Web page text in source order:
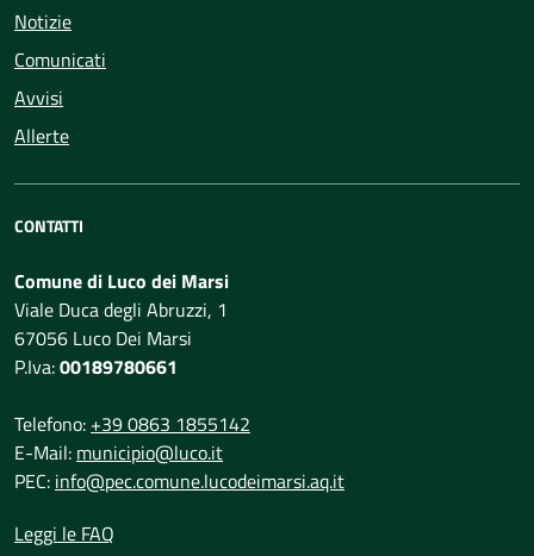
Notizie
Comunicati
Avvisi
Allerte
CONTATTI
Comune di Luco dei Marsi
Viale Duca degli Abruzzi, 1
67056 Luco Dei Marsi
P.Iva:00189780661
Telefono: +39 0863 1855142
E-Mail: municipio@luco.it
PEC: info@pec.comune.lucodeimarsi.aq.it
Leggi le FAQ